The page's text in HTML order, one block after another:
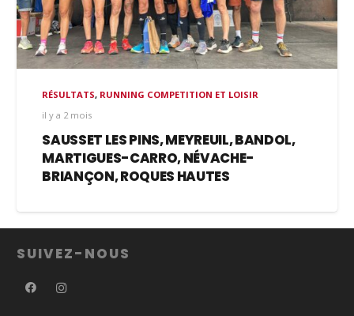
RÉSULTATS, RUNNING COMPETITION ET LOISIR
il y a 2 mois
SAUSSET LES PINS, MEYREUIL, BANDOL,
MARTIGUES-CARRO, NÉVACHE-
BRIANÇON, ROQUES HAUTES
SUIVEZ-NOUS